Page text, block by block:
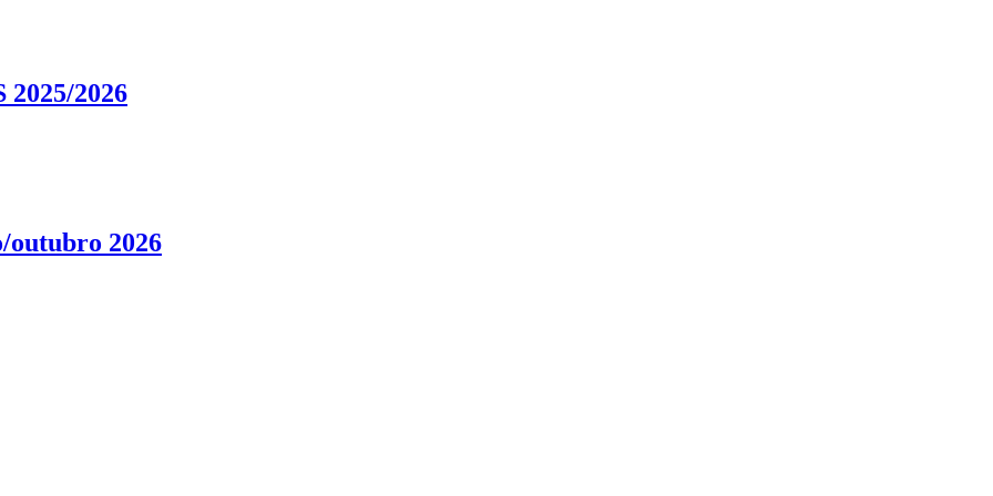
2026
outubro 2026